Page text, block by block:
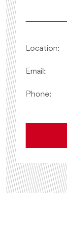
Location:
Email:
Phone: